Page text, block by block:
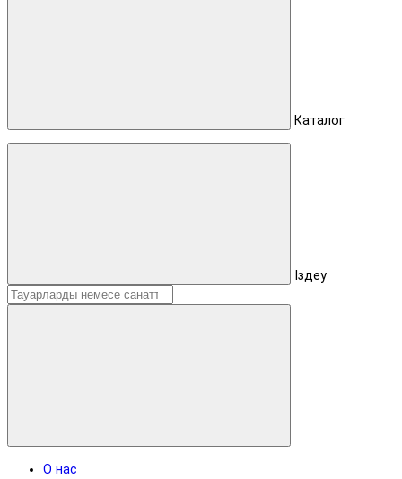
Каталог
Іздеу
О нас